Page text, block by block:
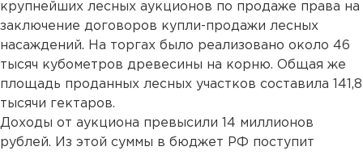
крупнейших лесных аукционов по продаже права на
заключение договоров купли-продажи лесных
насаждений. На торгах было реализовано около 46
тысяч кубометров древесины на корню. Общая же
площадь проданных лесных участков составила 141,8
тысячи гектаров.
Доходы от аукциона превысили 14 миллионов
рублей. Из этой суммы в бюджет РФ поступит